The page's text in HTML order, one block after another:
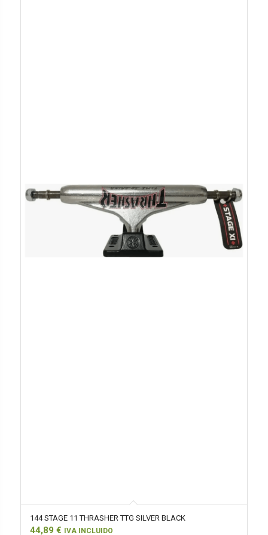
144 STAGE 11 THRASHER TTG SILVER BLACK
44,89 € IVA INCLUIDO